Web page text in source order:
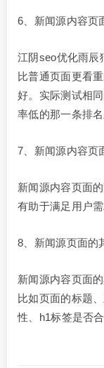
6、新闻源内容页
江阴seo优化雨辰
比普通页面更看
好。实际测试相
率低的那一条排名
7、新闻源内容页
新闻源内容页面
有助于满足用户
8、新闻源页面的
新闻源内容页面
比如页面的标题
性、h1标签是否